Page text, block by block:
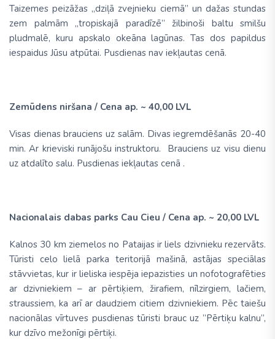
Taizemes peizāžas „dziļā zvejnieku ciemā” un dažas stundas
zem palmām „tropiskajā paradīzē” žilbinoši baltu smilšu
pludmalē, kuru apskalo okeāna lagūnas.Tas dos papildus
iespaidus Jūsu atpūtai. Pusdienas nav iekļautas cenā.
Zemūdens niršana / Cena ap. ~ 40,00 LVL
Visas dienas brauciens uz salām. Divas iegremdēšanās 20-40
min. Ar krieviski runājošu instruktoru. Brauciens uz visu dienu
uz atdalīto salu. Pusdienas iekļautas cenā .
Nacionalais dabas parks Cau Cieu / Cena ap. ~ 20,00 LVL
Kalnos 30 km ziemelos no Pataijas ir liels dzivnieku rezervāts.
Tūristi celo lielā parka teritorijā mašinā, astājas speciālas
stāvvietas, kur ir lieliska iespēja iepazisties un nofotografēties
ar dzivniekiem – ar pērtiķiem, žirafiem, nīlzirgiem, lačiem,
straussiem, ka arī ar daudziem citiem dzivniekiem. Pēc taiešu
nacionālas vīrtuves pusdienas tūristi brauc uz ”Pērtiķu kalnu”,
kur dzīvo mežonīgi pērtiķi.